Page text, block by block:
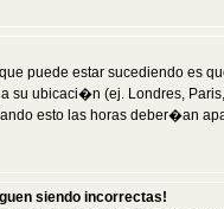
puede estar sucediendo es
su ubicaci�n (ej. Londres,
esto las horas deber�an
siendo incorrectas!